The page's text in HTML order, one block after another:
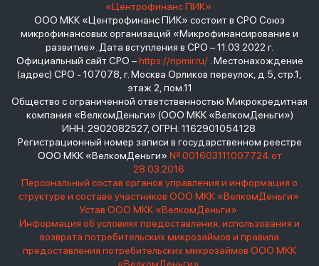
«Центрофинанс ПИК»
ООО МКК «Центрофинанс ПИК» состоит в СРО Союз
микрофинансовых организаций «Микрофинансирование и
развитие». Дата вступления в СРО – 11.03.2022 г.
Официальный сайт СРО –https://npmir.ru/. Местонахождение
(адрес) СРО - 107078, г. Москва Орликов переулок, д.5, стр.1,
этаж 2, пом.11
Общество с ограниченной ответственностью Микрокредитная
компания «ВелкомДеньги» (ООО МКК «ВелкомДеньги»)
ИНН: 2902082527, ОГРН: 1162901054128
Регистрационный номер записи в государственном реестре
ООО МКК «ВелкомДеньги» № 001603111007724 от
28.03.2016
Персональный состав органов управления и информация о
структуре и составе участников ООО МКК «ВелкомДеньги»
Устав ООО МКК «ВелкомДеньги»
Информация об условиях предоставления, использования и
возврата потребительских микрозаймов и правила
предоставления потребительских микрозаймов ООО МКК